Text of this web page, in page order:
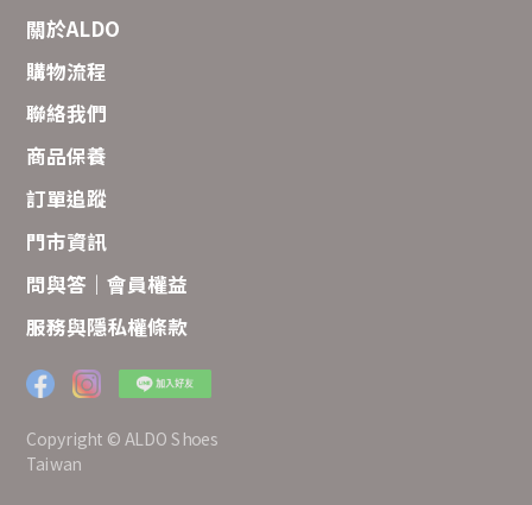
關於ALDO
購物流程
聯絡我們
商品保養
訂單追蹤
門市資訊
問與答｜會員權益
服務與隱私權條款
Copyright © ALDO Shoes
Taiwan